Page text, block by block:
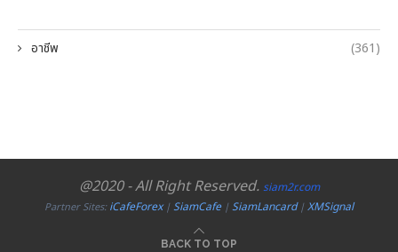
อาชีพ (361)
@2020 - All Right Reserved. siam2r.com
Partner Sites:iCafeForex|SiamCafe|SiamLancard|XMSignal
BACK TO TOP